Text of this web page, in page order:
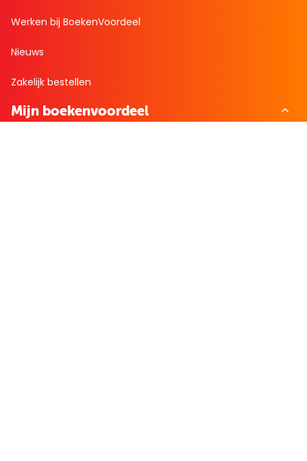
Werken bij BoekenVoordeel
Nieuws
Zakelijk bestellen
Mijn boekenvoordeel